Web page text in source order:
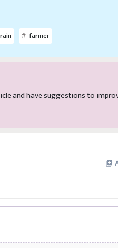
farmer
and have suggestions to